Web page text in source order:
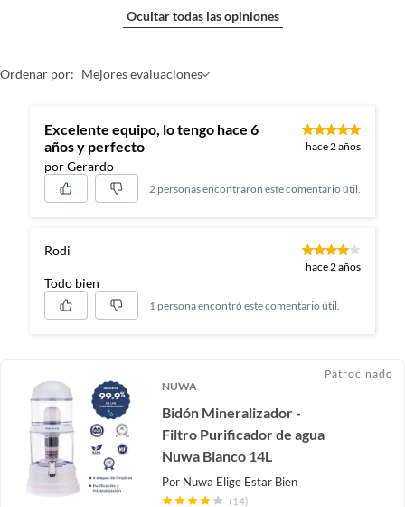
Ocultar todas las opiniones
Ordenar por: Mejores evaluaciones
Excelente equipo, lo tengo hace 6
años y perfecto
por Gerardo
hace 2 años
2 personas encontraron este comentario útil.
Rodi
hace 2 años
Todo bien
1 persona encontró este comentario útil.
NUWA
Bidón Mineralizador -
Filtro Purificador de agua
Nuwa Blanco 14L
Por Nuwa Elige Estar Bien
(14)
Patrocinado